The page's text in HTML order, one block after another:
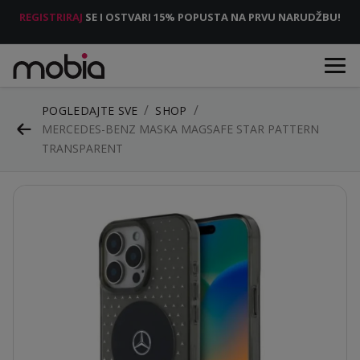
REGISTRIRAJ SE I OSTVARI 15% POPUSTA NA PRVU NARUDŽBU!
POGLEDAJTE SVE
SHOP
MERCEDES-BENZ MASKA MAGSAFE STAR PATTERN
TRANSPARENT